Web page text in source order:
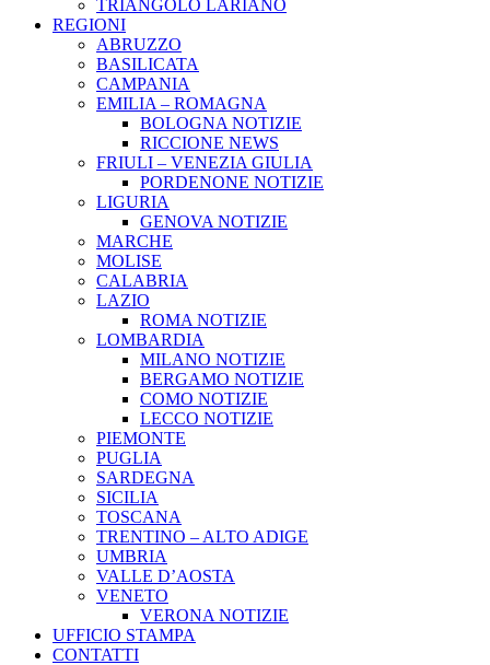
TRIANGOLO LARIANO
REGIONI
ABRUZZO
BASILICATA
CAMPANIA
EMILIA – ROMAGNA
BOLOGNA NOTIZIE
RICCIONE NEWS
FRIULI – VENEZIA GIULIA
PORDENONE NOTIZIE
LIGURIA
GENOVA NOTIZIE
MARCHE
MOLISE
CALABRIA
LAZIO
ROMA NOTIZIE
LOMBARDIA
MILANO NOTIZIE
BERGAMO NOTIZIE
COMO NOTIZIE
LECCO NOTIZIE
PIEMONTE
PUGLIA
SARDEGNA
SICILIA
TOSCANA
TRENTINO – ALTO ADIGE
UMBRIA
VALLE D’AOSTA
VENETO
VERONA NOTIZIE
UFFICIO STAMPA
CONTATTI